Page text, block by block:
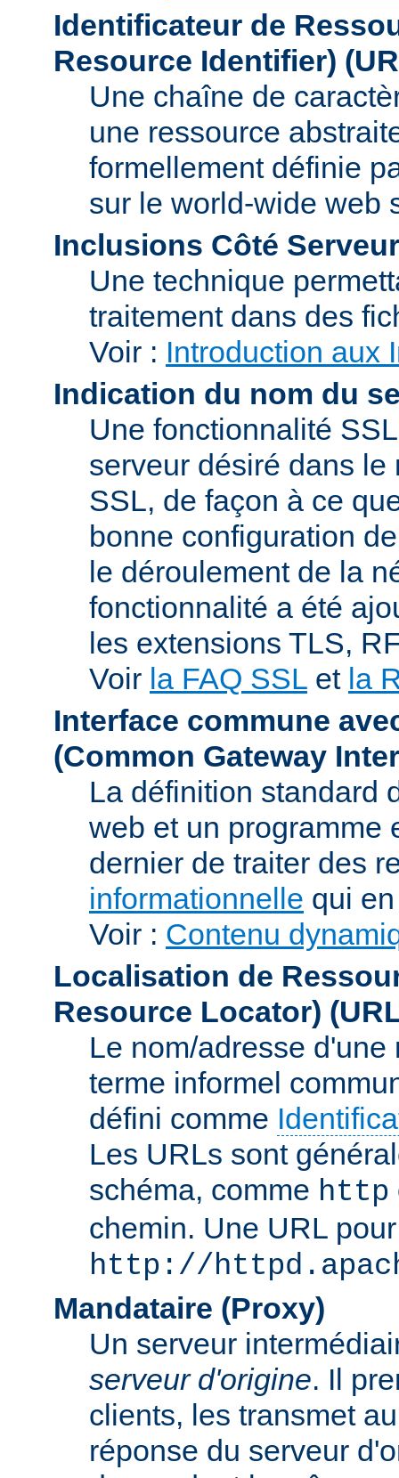
Identificateur de
Resource Identifier)
Une chaîne de
une ressource
formellement définie
sur le world-wide web
Inclusions Côté
Une technique
traitement dans des
Voir : Introduction aux
Indication du nom du
Une fonctionnalité
serveur désiré dans
SSL, de façon à ce
bonne configuration
le déroulement de la
fonctionnalité a été
les extensions TLS,
Voir la FAQ SSL et la
Interface commune
(Common Gateway
La définition standard
web et un programme
dernier de traiter des
informationnelle qui
Voir : Contenu
Localisation de
Resource Locator)
Le nom/adresse
terme informel
défini comme
Les URLs sont
schéma, comme http
chemin. Une URL
http://
Mandataire (Proxy)
Un serveur
serveur d'origine. Il
clients, les transmet
réponse du serveur